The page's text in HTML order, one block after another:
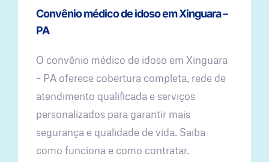
Convênio médico de idoso em Xinguara –
PA
O convênio médico de idoso em Xinguara
– PA oferece cobertura completa, rede de
atendimento qualificada e serviços
personalizados para garantir mais
segurança e qualidade de vida. Saiba
como funciona e como contratar.